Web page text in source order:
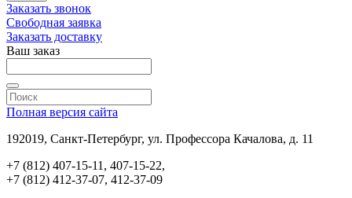
Заказать звонок
Свободная заявка
Заказать доставку
Ваш заказ
Полная версия сайта
192019, Санкт-Петербург, ул. Профессора Качалова, д. 11
+7 (812) 407-15-11, 407-15-22,
+7 (812) 412-37-07, 412-37-09